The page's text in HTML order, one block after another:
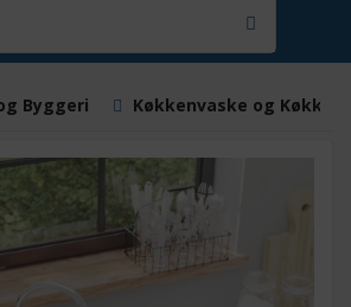
Byggeri Køkkenvaske og